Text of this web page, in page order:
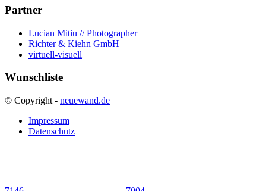
Partner
Lucian Mitiu // Photographer
Richter & Kiehn GmbH
virtuell-visuell
Wunschliste
© Copyright - neuewand.de
Impressum
Datenschutz